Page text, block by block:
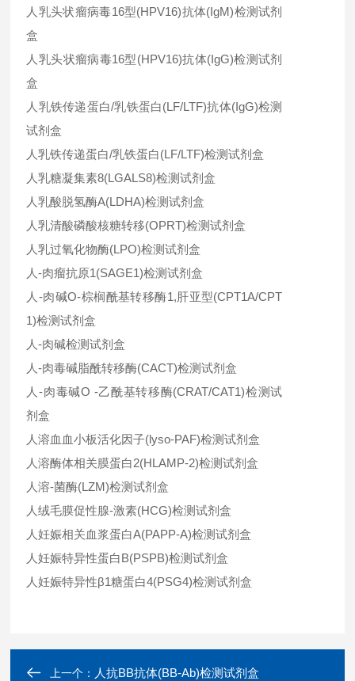
人乳头状瘤病毒16型(HPV16)抗体(IgM)检测试剂
盒
人乳头状瘤病毒16型(HPV16)抗体(IgG)检测试剂
盒
人乳铁传递蛋白/乳铁蛋白(LF/LTF)抗体(IgG)检测
试剂盒
人乳铁传递蛋白/乳铁蛋白(LF/LTF)检测试剂盒
人乳糖凝集素8(LGALS8)检测试剂盒
人乳酸脱氢酶A(LDHA)检测试剂盒
人乳清酸磷酸核糖转移(OPRT)检测试剂盒
人乳过氧化物酶(LPO)检测试剂盒
人-肉瘤抗原1(SAGE1)检测试剂盒
人-肉碱O-棕榈酰基转移酶1,肝亚型(CPT1A/CPT
1)检测试剂盒
人-肉碱检测试剂盒
人-肉毒碱脂酰转移酶(CACT)检测试剂盒
人-肉毒碱O -乙酰基转移酶(CRAT/CAT1)检测试
剂盒
人溶血血小板活化因子(lyso-PAF)检测试剂盒
人溶酶体相关膜蛋白2(HLAMP-2)检测试剂盒
人溶-菌酶(LZM)检测试剂盒
人绒毛膜促性腺-激素(HCG)检测试剂盒
人妊娠相关血浆蛋白A(PAPP-A)检测试剂盒
人妊娠特异性蛋白B(PSPB)检测试剂盒
人妊娠特异性β1糖蛋白4(PSG4)检测试剂盒
上一个： 人抗BB抗体(BB-Ab)检测试剂盒